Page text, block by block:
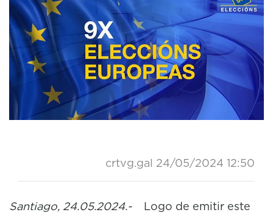
crtvg.gal 24/05/2024 12:50
Santiago, 24.05.2024.-
Logo de emitir este